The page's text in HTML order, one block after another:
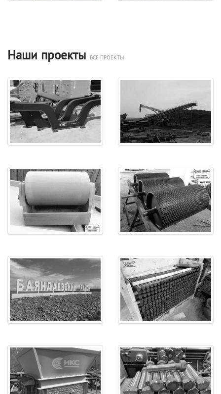
Наши проекты ВСЕ ПРОЕКТЫ